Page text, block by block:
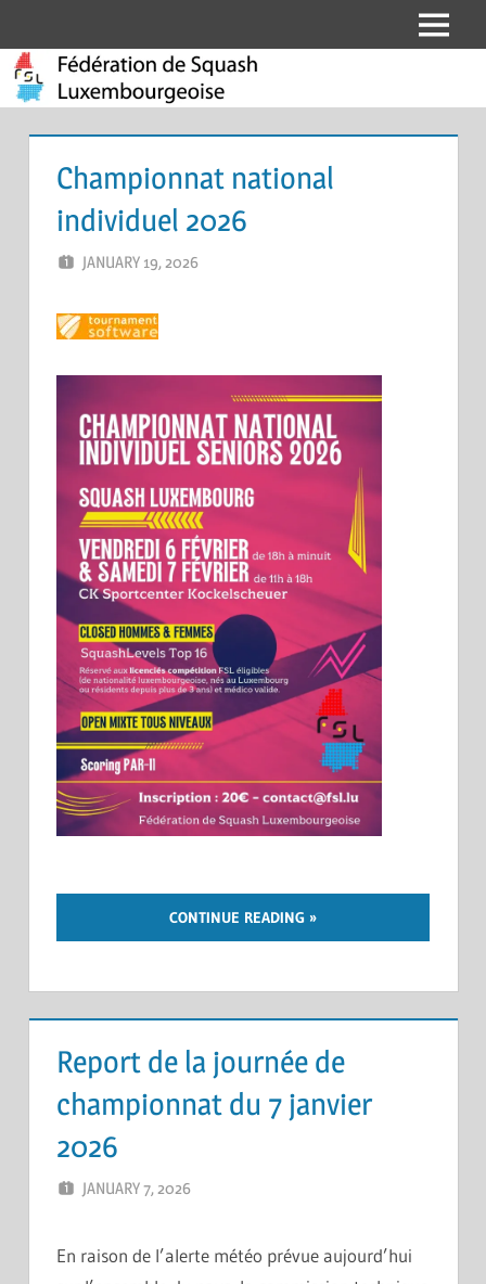
to
content
Fédération
de
Squash
Luxembourgeoise
Menu
Championnat national
individuel 2026
JANUARY 19, 2026
CONTINUE READING
Report de la journée de
championnat du 7 janvier
2026
JANUARY 7, 2026
En raison de l’alerte météo prévue aujourd’hui